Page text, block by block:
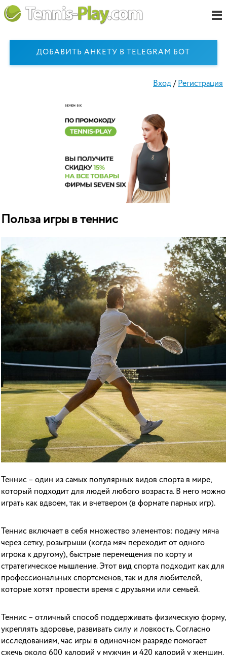
ДОБАВИТЬ АНКЕТУ В TELEGRAM БОТ
Вход/Регистрация
Польза игры в теннис
Теннис – один из самых популярных видов спорта в мире,
который подходит для людей любого возраста. В него можно
играть как вдвоем, так и вчетвером (в формате парных игр).
Теннис включает в себя множество элементов: подачу мяча
через сетку, розыгрыши (когда мяч переходит от одного
игрока к другому), быстрые перемещения по корту и
стратегическое мышление. Этот вид спорта подходит как для
профессиональных спортсменов, так и для любителей,
которые хотят провести время с друзьями или семьей.
Теннис – отличный способ поддерживать физическую форму,
укреплять здоровье, развивать силу и ловкость. Согласно
исследованиям, час игры в одиночном разряде помогает